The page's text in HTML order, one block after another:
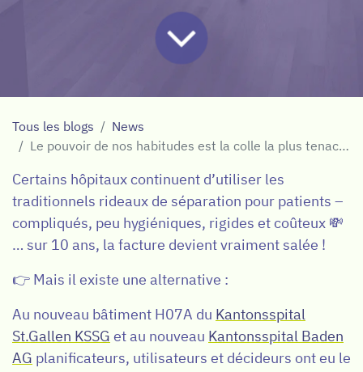
Tous les blogs
News
Le pouvoir de nos habitudes est la colle la plus tenace du monde
Certains hôpitaux continuent d’utiliser les
traditionnels rideaux de séparation pour patients –
compliqués, peu hygiéniques, rigides et coûteux 💸
… sur 10 ans, la facture devient vraiment salée !
👉 Mais il existe une alternative :
Au nouveau bâtiment H07A du Kantonsspital
St.Gallen KSSG et au nouveau Kantonsspital Baden
AG planificateurs, utilisateurs et décideurs ont eu le